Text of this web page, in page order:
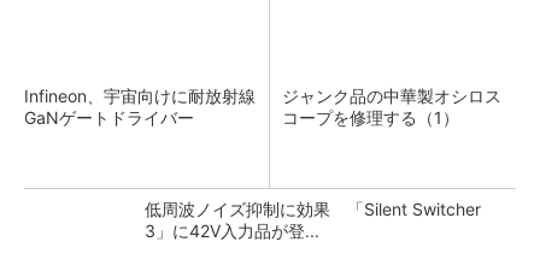
Infineon、宇宙向けに耐放射線
GaNゲートドライバー
ジャンク品の中華製オシロス
コープを修理する（1）
低周波ノイズ抑制に効果 「Silent Switcher
3」に42V入力品が登...